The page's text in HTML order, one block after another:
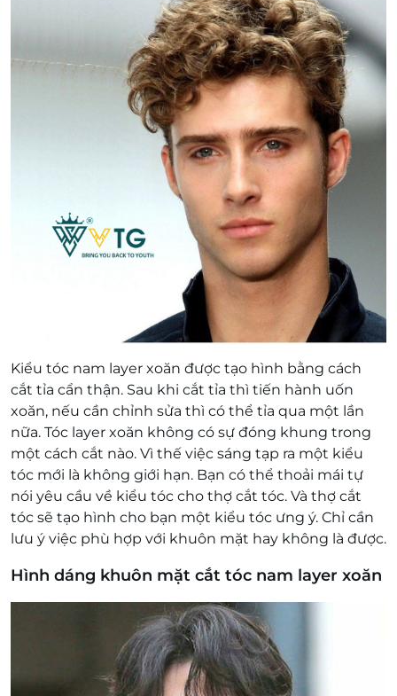
Kiểu tóc nam layer xoăn được tạo hình bằng cách
cắt tỉa cẩn thận. Sau khi cắt tỉa thì tiến hành uốn
xoăn, nếu cần chỉnh sửa thì có thể tỉa qua một lần
nữa. Tóc layer xoăn không có sự đóng khung trong
một cách cắt nào. Vì thế việc sáng tạp ra một kiểu
tóc mới là không giới hạn. Bạn có thể thoải mái tự
nói yêu cầu về kiểu tóc cho thợ cắt tóc. Và thợ cắt
tóc sẽ tạo hình cho bạn một kiểu tóc ưng ý. Chỉ cần
lưu ý việc phù hợp với khuôn mặt hay không là được.
Hình dáng khuôn mặt cắt tóc nam layer xoăn